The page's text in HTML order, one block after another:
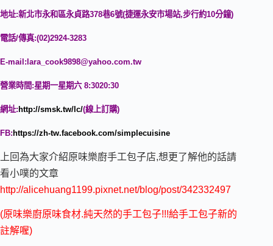
地址:新北市永和區永貞路378巷6號(捷運永安市場站,步行約10分鐘)
電話/傳真:(02)2924-3283
E-mail: lara_cook9898@yahoo.com.tw
營業時間:星期一星期六 8:3020:30
網址: http://smsk.tw/lc/(線上訂購)
FB: https://zh-tw.facebook.com/simplecuisine
上回為大家介紹原味樂廚手工包子店,想更了解他的話請
看小噗的文章
http://alicehuang1199.pixnet.net/blog/post/342332497
(原味樂廚原味食材.純天然的手工包子!!!給手工包子新的
註解喔)